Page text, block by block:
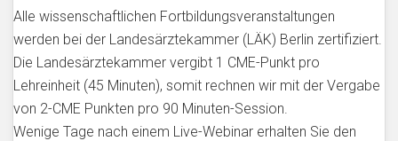
Alle wissenschaftlichen Fortbildungsveranstaltungen
werden bei der Landesärztekammer (LÄK) Berlin zertifiziert.
Die Landesärztekammer vergibt 1 CME-Punkt pro
Lehreinheit (45 Minuten), somit rechnen wir mit der Vergabe
von 2-CME Punkten pro 90 Minuten-Session.
Wenige Tage nach einem Live-Webinar erhalten Sie den